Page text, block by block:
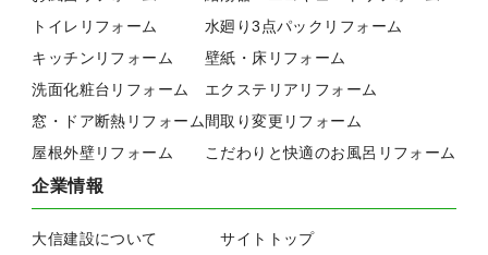
トイレリフォーム
キッチンリフォーム
洗面化粧台リフォーム
窓・ドア断熱リフォーム
屋根外壁リフォーム
水廻り3点パックリフォーム
壁紙・床リフォーム
エクステリアリフォーム
間取り変更リフォーム
こだわりと快適のお風呂リフォーム
企業情報
大信建設について
サイトトップ